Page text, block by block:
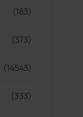
(183)
(373)
(14543)
(333)